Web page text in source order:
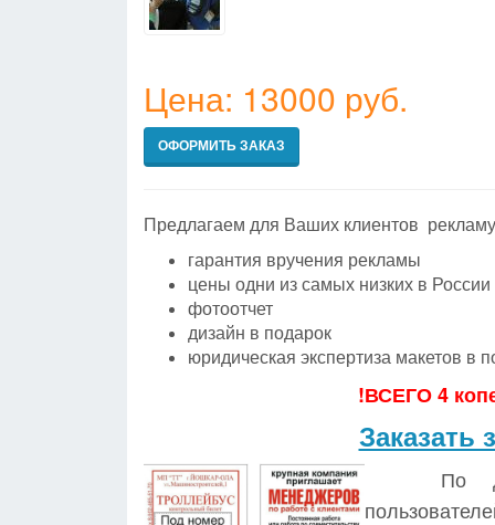
Цена: 13000 руб.
ОФОРМИТЬ ЗАКАЗ
Предлагаем для Ваших клиентов
гарантия вручения рекламы
цены одни из самых низких в России
фотоотчет
дизайн в подарок
юридическая экспертиза макетов в
!ВСЕГО 4
Заказать
По